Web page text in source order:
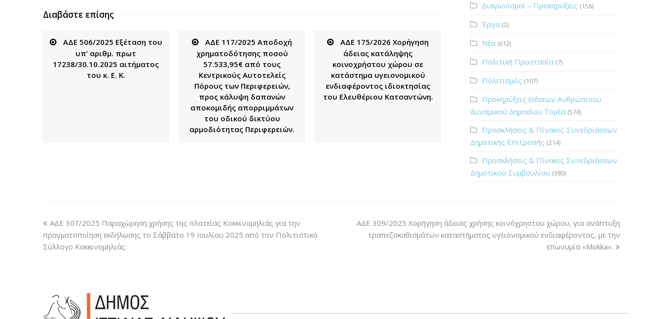
Διαβάστε επίσης
ΑΔΕ 506/2025 Εξέταση του
υπ’ αριθμ. πρωτ
17238/30.10.2025 αιτήματος
του κ. Ε. Κ.
ΑΔΕ 117/2025 Αποδοχή
χρηματοδότησης ποσού
57.533,95€ από τους
Κεντρικούς Αυτοτελείς
Πόρους των Περιφερειών,
προς κάλυψη δαπανών
αποκομιδής απορριμμάτων
του οδικού δικτύου
αρμοδιότητας Περιφερειών.
ΑΔΕ 175/2026 Χορήγηση
άδειας κατάληψης
κοινοχρήστου χώρου σε
κατάστημα υγειονομικού
ενδιαφέροντος ιδιοκτησίας
του Ελευθέριου Κατσαντώνη.
Διαγωνισμοί – Προκηρύξεις (156)
Έργα (2)
Νέα (612)
Πολιτική Προστασία (7)
Πολιτισμός (107)
Προκηρύξεις Θέσεων Ανθρώπινου
Δυναμικού Δημοσίου Τομέα (574)
Προσκλήσεις & Πίνακες Συνεδριάσεων
Δημοτικής Επιτροπής (214)
Προσκλήσεις & Πίνακες Συνεδριάσεων
Δημοτικού Συμβουλίου (380)
ΑΔΕ 307/2025 Παραχώρηση χρήσης της πλατείας Κοκκινομηλιάς για την
πραγματοποίηση εκδήλωσης το Σάββατο 19 Ιουλίου 2025 από τον Πολιτιστικό
Σύλλογο Κοκκινομηλιάς.
ΑΔΕ 309/2025 Χορήγηση άδειας χρήσης κοινόχρηστου χώρου, για ανάπτυξη
τραπεζοκαθισμάτων καταστήματος υγειονομικού ενδιαφέροντος, με την
επωνυμία «Μokka».